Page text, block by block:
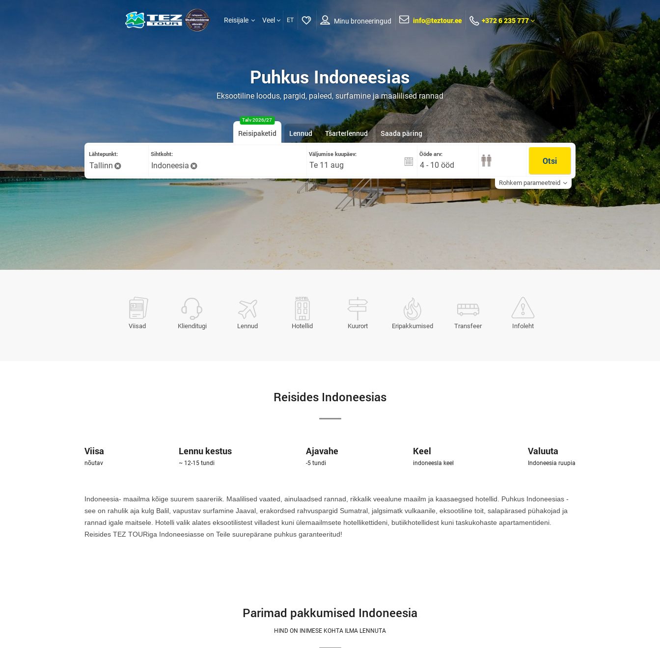
Reisijale Veel ET Minu broneeringud info@teztour.ee +372 6 235 777
Puhkus Indoneesias
Eksootiline loodus, pargid, paleed, surfamine ja maalilised rannad
Reisipaketid
Talv 2026/27
Lennud Tšarterlennud Saada päring
Lähtepunkt:
Tallinn
Sihtkoht:
Indoneesia
Väljumise kuupäev: Ööde arv:
4 - 10 ööd Otsi
Rohkem parameetreid
Viisad Klienditugi Lennud Hotellid Kuurort Eripakkumised Transfeer Infoleht
Reisides Indoneesias
Viisa
nõutav
Lennu kestus
~ 12-15 tundi
Ajavahe
-5 tundi
Keel
indoneesla keel
Valuuta
Indoneesia ruupia
Indoneesia- maailma kõige suurem saareriik. Maalilised vaated, ainulaadsed rannad, rikkalik veealune maailm ja kaasaegsed hotellid. Puhkus Indoneesias -
see on rahulik aja kulg Balil, vapustav surfamine Jaaval, erakordsed rahvuspargid Sumatral, jalgsimatk vulkaanile, eksootiline toit, salapärased pühakojad ja
rannad igale maitsele. Hotelli valik alates eksootilistest villadest kuni ülemaailmsete hotellikettideni, butiikhotellidest kuni taskukohaste apartamentideni.
Reisides TEZ TOURiga Indoneesiasse on Teile suurepärane puhkus garanteeritud!
Parimad pakkumised Indoneesia
HIND ON INIMESE KOHTA ILMA LENNUTA